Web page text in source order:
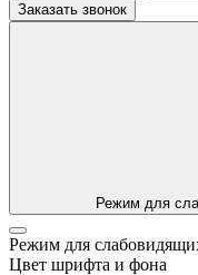
Заказать звонок
Режим для
Режим для
Цвет шрифта и фона